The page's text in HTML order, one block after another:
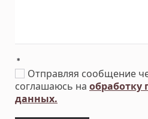
*
Отправляя сообщение
соглашаюсь на обработку
данных.